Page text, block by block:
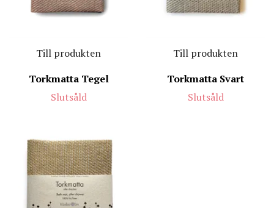
Till produkten
Torkmatta Tegel
Slutsåld
Till produkten
Torkmatta Svart
Slutsåld